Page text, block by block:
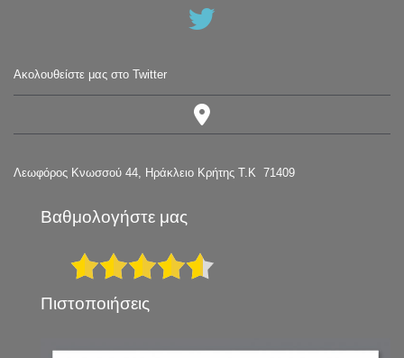
Ακολουθείστε μας στο Twitter
Λεωφόρος Κνωσσού 44, Ηράκλειο Κρήτης Τ.Κ 71409
Βαθμολογήστε μας
Πιστοποιήσεις